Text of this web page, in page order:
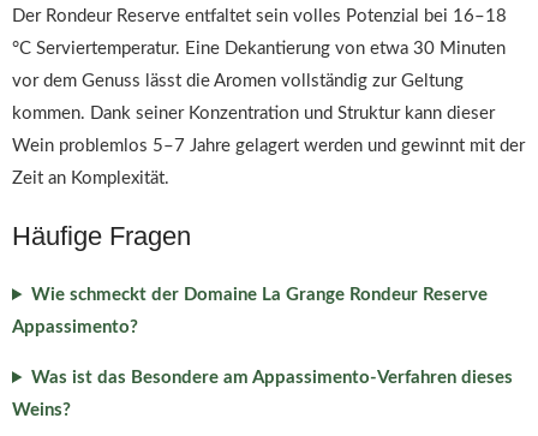
Der Rondeur Reserve entfaltet sein volles Potenzial bei 16–18
°C Serviertemperatur. Eine Dekantierung von etwa 30 Minuten
vor dem Genuss lässt die Aromen vollständig zur Geltung
kommen. Dank seiner Konzentration und Struktur kann dieser
Wein problemlos 5–7 Jahre gelagert werden und gewinnt mit der
Zeit an Komplexität.
Häufige Fragen
Wie schmeckt der Domaine La Grange Rondeur Reserve
Appassimento?
Was ist das Besondere am Appassimento-Verfahren dieses
Weins?